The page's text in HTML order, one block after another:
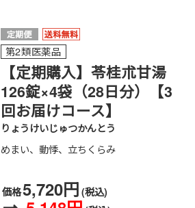
第2類医薬品
【定期購入】苓桂朮甘湯
126錠×4袋（28日分）【3
回お届けコース】
りょうけいじゅつかんとう
めまい、動悸、立ちくらみ
価格5,720円 (税込)